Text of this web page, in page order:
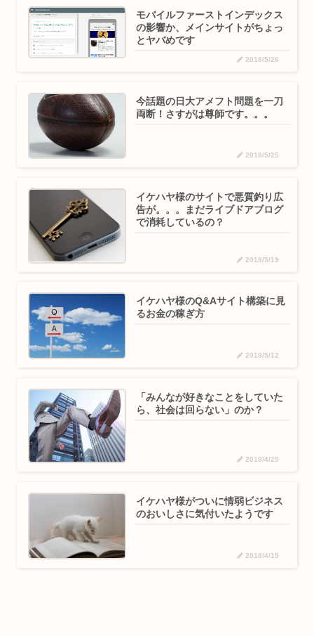
モバイルファーストインデックス
の影響か、メインサイトがちょっ
とヤバめです
2018/5/26
今話題の日大アメフト問題を一刀
両断！さすがは尊師です。。。
2018/5/25
イケハヤ様のサイトで悪質釣り広
告が。。。まだライブドアブログ
で消耗しているの？
2018/5/19
イケハヤ様のQ&Aサイト構築に見
るお金の稼ぎ方
2018/5/12
「みんなが好きなことをしていた
ら、社会は回らない」のか？
2018/4/25
イケハヤ様がついに情弱ビジネス
のおいしさに気付いたようです
2018/4/15